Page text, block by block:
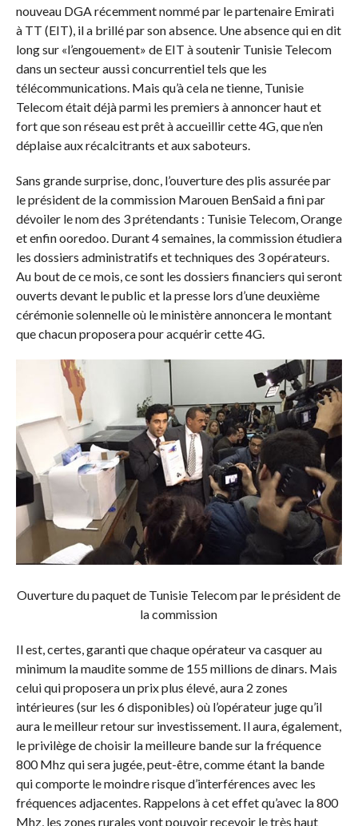
nouveau DGA récemment nommé par le partenaire Emirati
à TT (EIT), il a brillé par son absence. Une absence qui en dit
long sur «l’engouement» de EIT à soutenir Tunisie Telecom
dans un secteur aussi concurrentiel tels que les
télécommunications. Mais qu’à cela ne tienne, Tunisie
Telecom était déjà parmi les premiers à annoncer haut et
fort que son réseau est prêt à accueillir cette 4G, que n’en
déplaise aux récalcitrants et aux saboteurs.
Sans grande surprise, donc, l’ouverture des plis assurée par
le président de la commission Marouen BenSaid a fini par
dévoiler le nom des 3 prétendants : Tunisie Telecom, Orange
et enfin ooredoo. Durant 4 semaines, la commission étudiera
les dossiers administratifs et techniques des 3 opérateurs.
Au bout de ce mois, ce sont les dossiers financiers qui seront
ouverts devant le public et la presse lors d’une deuxième
cérémonie solennelle où le ministère annoncera le montant
que chacun proposera pour acquérir cette 4G.
Ouverture du paquet de Tunisie Telecom par le président de
la commission
Il est, certes, garanti que chaque opérateur va casquer au
minimum la maudite somme de 155 millions de dinars. Mais
celui qui proposera un prix plus élevé, aura 2 zones
intérieures (sur les 6 disponibles) où l’opérateur juge qu’il
aura le meilleur retour sur investissement. Il aura, également,
le privilège de choisir la meilleure bande sur la fréquence
800 Mhz qui sera jugée, peut-être, comme étant la bande
qui comporte le moindre risque d’interférences avec les
fréquences adjacentes. Rappelons à cet effet qu’avec la 800
Mhz, les zones rurales vont pouvoir recevoir le très haut